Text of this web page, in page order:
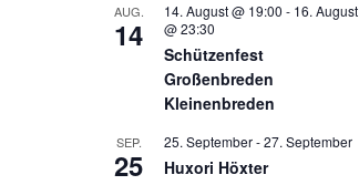
AUG.
14
14. August @ 19:00 - 16. August
@ 23:30
Schützenfest
Großenbreden
Kleinenbreden
SEP.
25
25. September-27. September
Huxori Höxter